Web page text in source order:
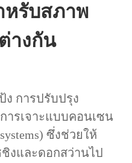
หรับสภาพ
างกัน
การปรับปรุง
ารเจาะแบบคอนเซน
ซึ่งช่วยให้
งและดอกสว่านไป